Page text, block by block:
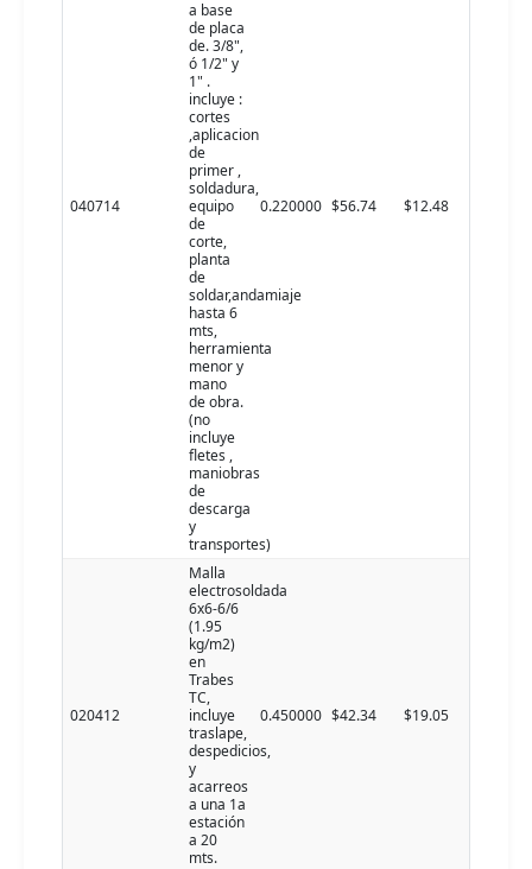
040714
a base
de placa
de. 3/8",
ó 1/2" y
1" .
incluye :
cortes
,aplicacion
de
primer ,
soldadura,
equipo
de
corte,
planta
de
soldar,andamiaje
hasta 6
mts,
herramienta
menor y
mano
de obra.
(no
incluye
fletes ,
maniobras
de
descarga
y
transportes)
0.220000 $56.74 $12.48
020412
Malla
electrosoldada
6x6-6/6
(1.95
kg/m2)
en
Trabes
TC,
incluye
traslape,
despedicios,
y
acarreos
a una 1a
estación
a 20
mts.
0.450000 $42.34 $19.05